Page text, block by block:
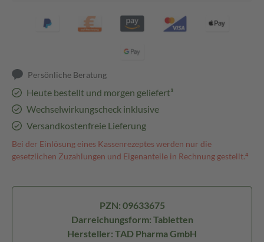
Persönliche Beratung
Heute bestellt und morgen geliefert³
Wechselwirkungscheck inklusive
Versandkostenfreie Lieferung
Bei der Einlösung eines Kassenrezeptes werden nur die
gesetzlichen Zuzahlungen und Eigenanteile in Rechnung gestellt.⁴
PZN: 09633675
Darreichungsform: Tabletten
Hersteller: TAD Pharma GmbH